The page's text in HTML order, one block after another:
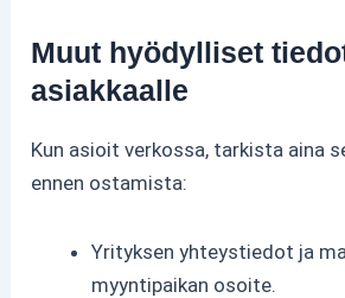
Muut hyödylliset
asiakkaalle
Kun asioit verkossa, tarkista aina
ennen ostamista:
Yrityksen yhteystiedot ja
myyntipaikan osoite.